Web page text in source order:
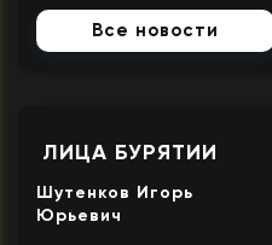
Все новости
ЛИЦА БУРЯТИИ
Шутенков Игорь
Юрьевич